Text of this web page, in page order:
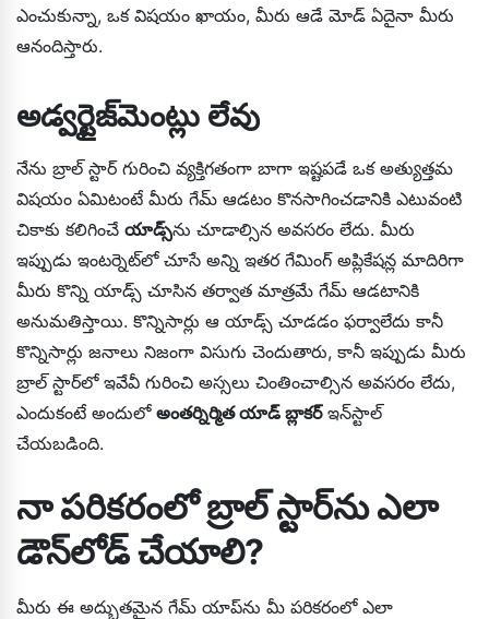
ఎంచుకున్నా, ఒక విషయం ఖాయం, మీరు ఆడే మోడ్ ఏదైనా మీరు
ఆనందిస్తారు.
అడ్వర్టైజ్‌మెంట్లు లేవు
నేను బ్రాల్ స్టార్ గురించి వ్యక్తిగతంగా బాగా ఇష్టపడే ఒక అత్యుత్తమ
విషయం ఏమిటంటే మీరు గేమ్ ఆడటం కొనసాగించడానికి ఎటువంటి
చికాకు కలిగించే యాడ్స్ను చూడాల్సిన అవసరం లేదు. మీరు
ఇప్పుడు ఇంటర్నెట్‌లో చూసే అన్ని ఇతర గేమింగ్ అప్లికేషన్ల మాదిరిగా
మీరు కొన్ని యాడ్స్ చూసిన తర్వాత మాత్రమే గేమ్ ఆడటానికి
అనుమతిస్తాయి. కొన్నిసార్లు ఆ యాడ్స్ చూడడం ఫర్వాలేదు కానీ
కొన్నిసార్లు జనాలు నిజంగా విసుగు చెందుతారు, కానీ ఇప్పుడు మీరు
బ్రాల్ స్టార్‌లో ఇవేవీ గురించి అస్సలు చింతించాల్సిన అవసరం లేదు,
ఎందుకంటే అందులో అంతర్నిర్మిత యాడ్ బ్లాకర్ఇన్‌స్టాల్
చేయబడింది.
నా పరికరంలో బ్రాల్ స్టార్‌ను ఎలా
డౌన్‌లోడ్ చేయాలి?
మీరు ఈ అద్భుతమైన గేమ్ యాప్‌ను మీ పరికరంలో ఎలా